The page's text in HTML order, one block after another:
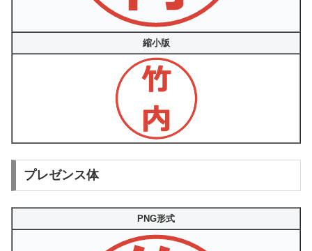
縮小版
プレゼンス体
PNG形式